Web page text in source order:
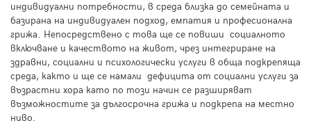
индивидуални потребности, в среда близка до семейната и
базирана на индивидуален подход, емпатия и професионална
грижа. Непосредствено с това ще се повиши социалното
включване и качеството на живот, чрез интегриране на
здравни, социални и психологически услуги в обща подкрепяща
среда, както и ще се намали дефицита от социални услуги за
възрастни хора като по този начин се разширяват
възможностите за дългосрочна грижа и подкрепа на местно
ниво.